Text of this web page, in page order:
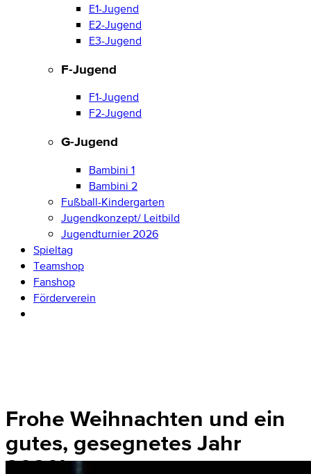
E1-Jugend
E2-Jugend
E3-Jugend
F-Jugend
F1-Jugend
F2-Jugend
G-Jugend
Bambini 1
Bambini 2
Fußball-Kindergarten
Jugendkonzept/ Leitbild
Jugendturnier 2026
Spieltag
Teamshop
Fanshop
Förderverein
Frohe Weihnachten und ein
gutes, gesegnetes Jahr
2020!